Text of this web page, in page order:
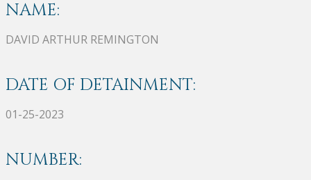
NAME:
DAVID ARTHUR REMINGTON
DATE OF DETAINMENT:
01-25-2023
NUMBER: